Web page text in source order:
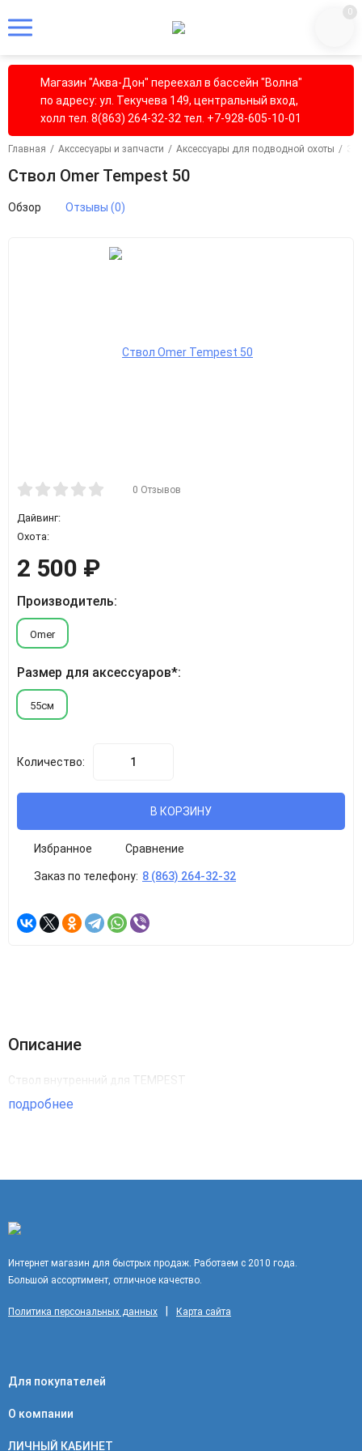
0
Магазин "Аква-Дон" переехал в бассейн "Волна"
по адресу: ул. Текучева 149, центральный вход,
холл тел. 8(863) 264-32-32 тел. +7-928-605-10-01
Главная / Акссесуары и запчасти / Аксессуары для подводной охоты /
Ствол Omer Tempest 50
Обзор Отзывы (0)
0 Отзывов
Дайвинг:
Охота:
2 500 ₽
Производитель:
Omer
Размер для аксессуаров*:
55см
Количество:
В КОРЗИНУ
Избранное Сравнение
Заказ по телефону: 8 (863) 264-32-32
Описание
Ствол внутренний для TEMPEST
подробнее
Интернет магазин для быстрых продаж. Работаем с 2010 года.
Большой ассортимент, отличное качество.
Политика персональных данных Карта сайта
Для покупателей
О компании
ЛИЧНЫЙ КАБИНЕТ